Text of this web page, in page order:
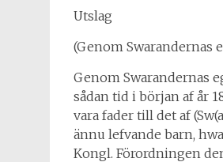
Utslag
(Genom Swarandernas
Genom Swarandernas
sådan tid i början af år
vara fader till det af
ännu lefvande barn,
Kongl. Förordningen